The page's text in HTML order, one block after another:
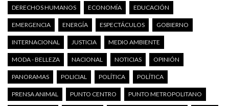
DERECHOS HUMANOS ECONOMÍA EDUCACIÓN
EMERGENCIA ENERGÍA ESPECTÁCULOS GOBIERNO
INTERNACIONAL JUSTICIA MEDIO AMBIENTE
MODA - BELLEZA NACIONAL NOTICIAS OPINIÓN
PANORAMAS POLICIAL POLÍTICA POLÍTICA
PRENSA ANIMAL PUNTO CENTRO PUNTO METROPOLITANO